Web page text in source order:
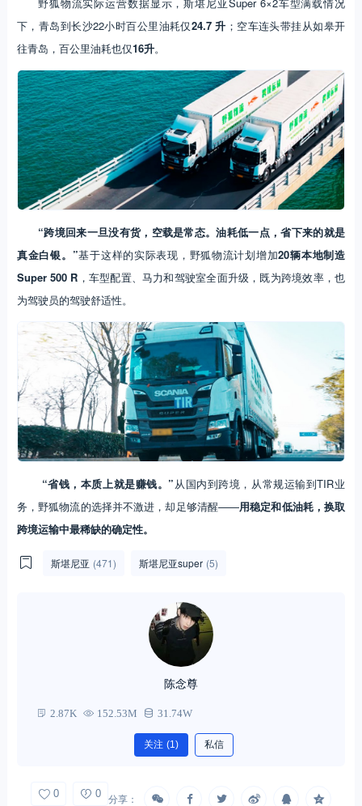
野狐物流实际运营数据显示，斯堪尼亚Super 6×2车型满载情况
下，青岛到长沙22小时百公里油耗仅24.7 升 ；空车连头带挂从如皋开
往青岛，百公里油耗也仅16升。
“跨境回来一旦没有货，空载是常态。油耗低一点，省下来的就是
真金白银。”基于这样的实际表现，野狐物流计划增加20辆本地制造
Super 500 R ，车型配置、马力和驾驶室全面升级，既为跨境效率，也
为驾驶员的驾驶舒适性。
“省钱，本质上就是赚钱。” 从国内到跨境，从常规运输到TIR业
务，野狐物流的选择并不激进，却足够清醒——用稳定和低油耗，换取
跨境运输中最稀缺的确定性。
斯堪尼亚 (471) 斯堪尼亚super (5)
陈念尊
2.87K 152.53M 31.74W
关注 (1) 私信
0 0 分享：